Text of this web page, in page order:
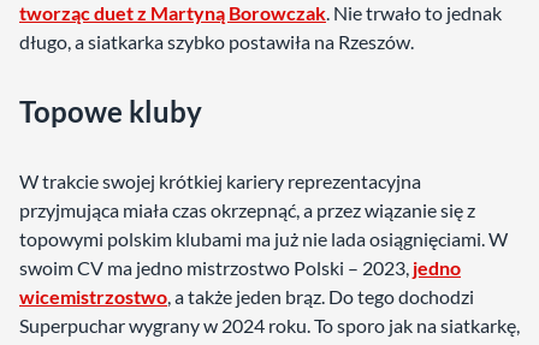
tworząc duet z Martyną Borowczak. Nie trwało to jednak
długo, a siatkarka szybko postawiła na Rzeszów.
Topowe kluby
W trakcie swojej krótkiej kariery reprezentacyjna
przyjmująca miała czas okrzepnąć, a przez wiązanie się z
topowymi polskim klubami ma już nie lada osiągnięciami. W
swoim CV ma jedno mistrzostwo Polski – 2023, jedno
wicemistrzostwo, a także jeden brąz. Do tego dochodzi
Superpuchar wygrany w 2024 roku. To sporo jak na siatkarkę,